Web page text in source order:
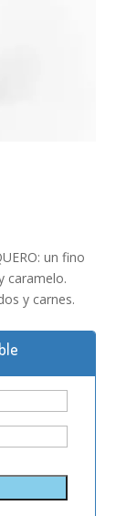
un fino
caramelo.
y carnes.